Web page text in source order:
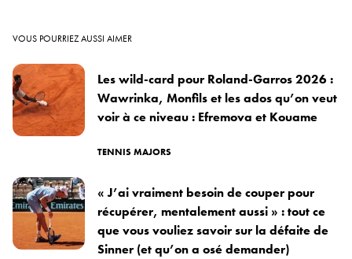
VOUS POURRIEZ AUSSI AIMER
Les wild-card pour Roland-Garros 2026 :
Wawrinka, Monfils et les ados qu’on veut
voir à ce niveau : Efremova et Kouame
TENNIS MAJORS
« J’ai vraiment besoin de couper pour
récupérer, mentalement aussi » : tout ce
que vous vouliez savoir sur la défaite de
Sinner (et qu’on a osé demander)